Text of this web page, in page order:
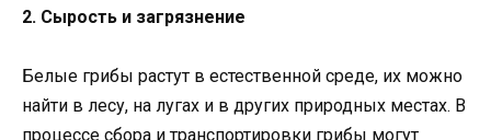
2. Сырость и загрязнение
Белые грибы растут в естественной среде, их можно
найти в лесу, на лугах и в других природных местах. В
процессе сбора и транспортировки грибы могут